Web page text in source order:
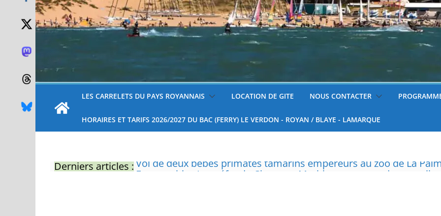
LES CARRELETS DU PAYS ROYANNAIS LOCATION DE GITE NOUS CONTACTER
HORAIRES ET TARIFS 2026/2027 DU BAC (FERRY) LE VERDON - ROYAN / BLAYE - LAMARQUE
Derniers articles : Eau potable : Le préfet de Charente-Maritime annonce de nouvelles